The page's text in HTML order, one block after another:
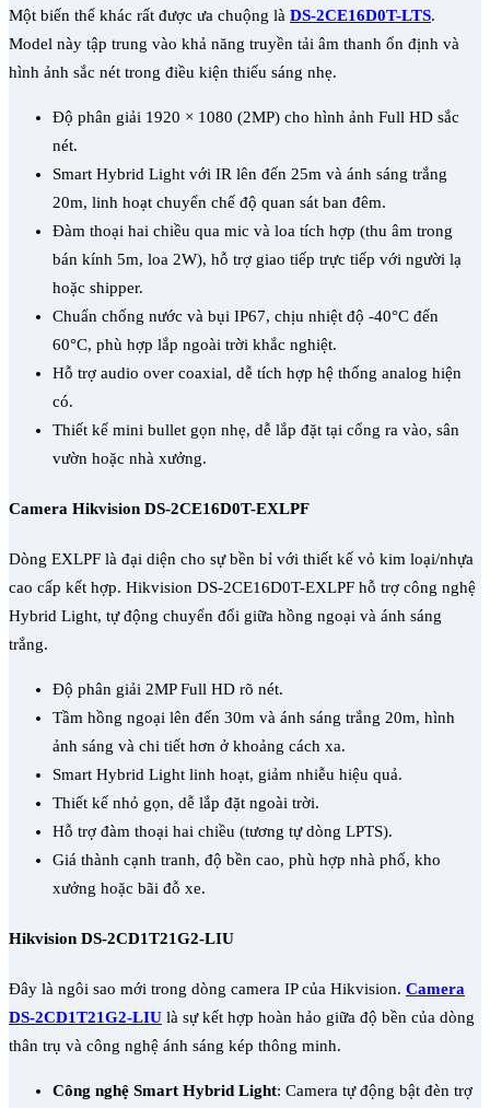
Một biến thể khác rất được ưa chuộng là DS-2CE16D0T-LTS.
Model này tập trung vào khả năng truyền tải âm thanh ổn định và
hình ảnh sắc nét trong điều kiện thiếu sáng nhẹ.
Độ phân giải 1920 × 1080 (2MP) cho hình ảnh Full HD sắc
nét.
Smart Hybrid Light với IR lên đến 25m và ánh sáng trắng
20m, linh hoạt chuyển chế độ quan sát ban đêm.
Đàm thoại hai chiều qua mic và loa tích hợp (thu âm trong
bán kính 5m, loa 2W), hỗ trợ giao tiếp trực tiếp với người lạ
hoặc shipper.
Chuẩn chống nước và bụi IP67, chịu nhiệt độ -40°C đến
60°C, phù hợp lắp ngoài trời khắc nghiệt.
Hỗ trợ audio over coaxial, dễ tích hợp hệ thống analog hiện
có.
Thiết kế mini bullet gọn nhẹ, dễ lắp đặt tại cổng ra vào, sân
vườn hoặc nhà xưởng.
Camera Hikvision DS-2CE16D0T-EXLPF
Dòng EXLPF là đại diện cho sự bền bỉ với thiết kế vỏ kim loại/nhựa
cao cấp kết hợp. Hikvision DS-2CE16D0T-EXLPF hỗ trợ công nghệ
Hybrid Light, tự động chuyển đổi giữa hồng ngoại và ánh sáng
trắng.
Độ phân giải 2MP Full HD rõ nét.
Tầm hồng ngoại lên đến 30m và ánh sáng trắng 20m, hình
ảnh sáng và chi tiết hơn ở khoảng cách xa.
Smart Hybrid Light linh hoạt, giảm nhiễu hiệu quả.
Thiết kế nhỏ gọn, dễ lắp đặt ngoài trời.
Hỗ trợ đàm thoại hai chiều (tương tự dòng LPTS).
Giá thành cạnh tranh, độ bền cao, phù hợp nhà phố, kho
xưởng hoặc bãi đỗ xe.
Hikvision DS-2CD1T21G2-LIU
Đây là ngôi sao mới trong dòng camera IP của Hikvision. Camera
DS-2CD1T21G2-LIU là sự kết hợp hoàn hảo giữa độ bền của dòng
thân trụ và công nghệ ánh sáng kép thông minh.
Công nghệ Smart Hybrid Light: Camera tự động bật đèn trợ